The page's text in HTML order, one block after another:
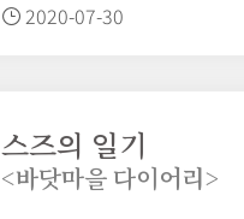
2020-07-30
스즈의 일기
<바닷마을 다이어리>